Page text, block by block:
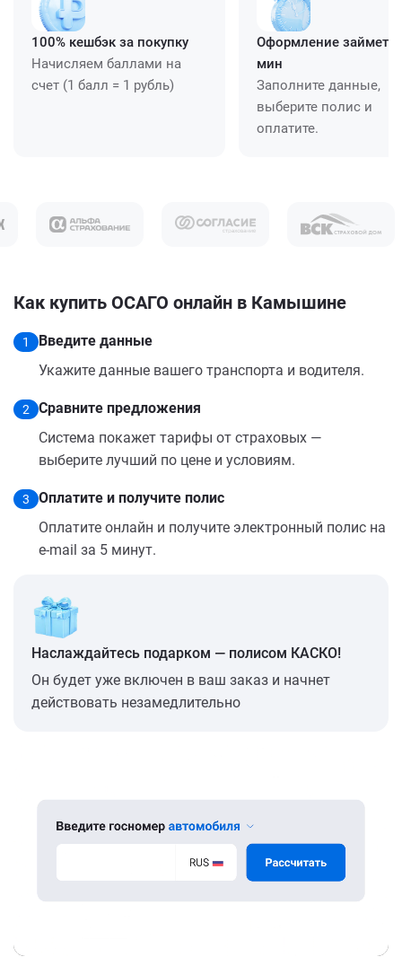
100% кешбэк за покупку
Начисляем баллами на
счет (1 балл = 1 рубль)
Оформление займет
мин
Заполните данные,
выберите полис и
оплатите.
Как купить ОСАГО онлайн в Камышине
1
Введите данные
Укажите данные вашего транспорта и водителя.
2
Сравните предложения
Система покажет тарифы от страховых —
выберите лучший по цене и условиям.
3
Оплатите и получите полис
Оплатите онлайн и получите электронный полис на
e-mail за 5 минут.
Наслаждайтесь подарком — полисом КАСКО!
Он будет уже включен в ваш заказ и начнет
действовать незамедлительно